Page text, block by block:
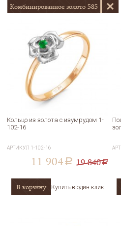
Комбинированное золото 585
Кольцо из золота с изумрудом 1-
102-16
АРТИКУЛ 1-102-16
11 904 a 19 840a
В корзину Купить в один клик